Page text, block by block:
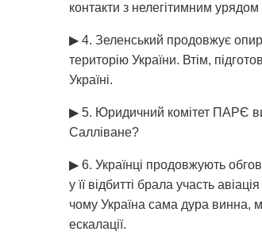
контакти з нелегітимним урядом
▶ 4. Зеленський продовжує
територію України. Втім,
Україні.
▶ 5. Юридичний комітет ПАРЄ
Салліване?
▶ 6. Українці продовжують
у її відбитті брала участь
чому Україна сама дура винна,
ескалації.